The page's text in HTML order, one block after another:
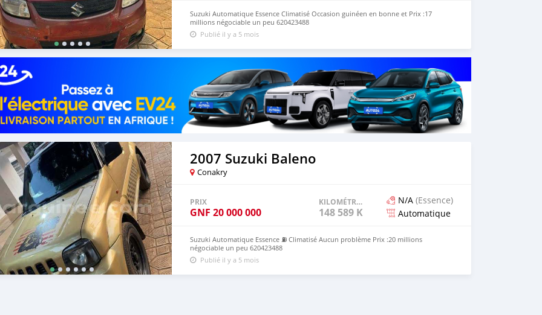
Suzuki Automatique Essence Climatisé Occasion guinéen en bonne et Prix :17
millions négociable un peu 620423488
Publié il y a 5 mois
2007 Suzuki Baleno
Conakry
PRIX
GNF 20 000 000
KILOMÉTRAGE
148 589 KM
N/A (Essence)
Automatique
Suzuki Automatique Essence ⛽️ Climatisé Aucun problème Prix :20 millions
négociable un peu 620423488
Publié il y a 5 mois